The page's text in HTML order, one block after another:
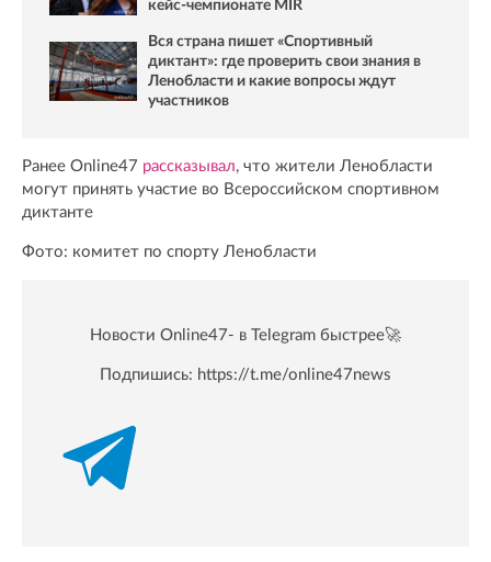
кейс-чемпионате MIR
Вся страна пишет «Спортивный
диктант»: где проверить свои знания в
Ленобласти и какие вопросы ждут
участников
Ранее Online47 рассказывал, что жители Ленобласти
могут принять участие во Всероссийском спортивном
диктанте
Фото: комитет по спорту Ленобласти
Новости Online47- в Telegram быстрее🚀
Подпишись: https://t.me/online47news